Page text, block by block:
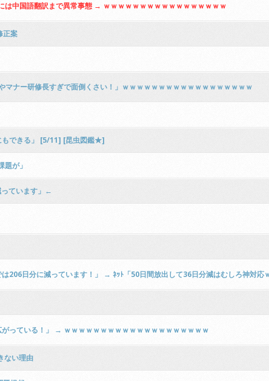
中国語翻訳まで異常事態 → ｗｗｗｗｗｗｗｗｗｗｗｗｗｗｗｗｗ
正案
ナー研修長すぎで面倒くさい！」ｗｗｗｗｗｗｗｗｗｗｗｗｗｗｗｗｗｗ
もできる」 [5/11] [昆虫図鑑★]
が」
っています」←
206日分に減っています！」 → ﾈｯﾄ「50日間放出して36日分減はむしろ神対応
っている！」 → ｗｗｗｗｗｗｗｗｗｗｗｗｗｗｗｗｗｗｗｗ
ない理由